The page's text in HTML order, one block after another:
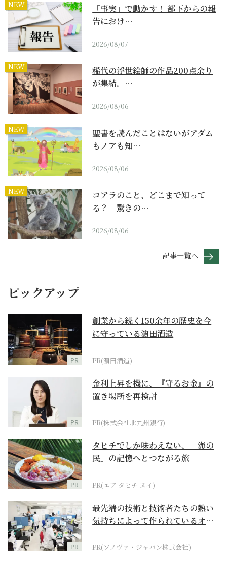
NEW
「事実」で動かす！ 部下からの報
告におけ…
2026/08/07
NEW
稀代の浮世絵師の作品200点余り
が集結。…
2026/08/06
NEW
聖書を読んだことはないがアダム
もノアも知…
2026/08/06
NEW
コアラのこと、どこまで知って
る？ 驚きの…
2026/08/06
記事一覧へ
ピックアップ
PR
創業から続く150余年の歴史を今
に守っている濵田酒造
PR(濵田酒造)
PR
金利上昇を機に、『守るお金』の
置き場所を再検討
PR(株式会社北九州銀行)
PR
タヒチでしか味わえない、「海の
民」の記憶へとつながる旅
PR(エア タヒチ ヌイ)
PR
最先端の技術と技術者たちの熱い
気持ちによって作られているオー
PR(ソノヴァ・ジャパン株式会社)